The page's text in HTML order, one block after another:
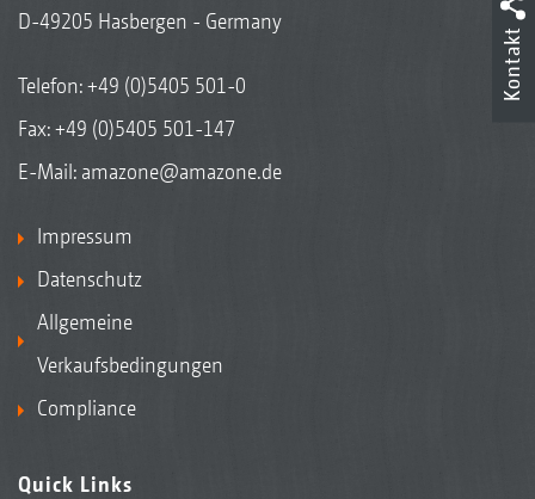
D-49205 Hasbergen - Germany
Telefon:+49 (0)5405 501-0
Fax: +49 (0)5405 501-147
E-Mail: amazone@amazone.de
Impressum
Datenschutz
Allgemeine
Verkaufsbedingungen
Compliance
Quick Links
Kontakt